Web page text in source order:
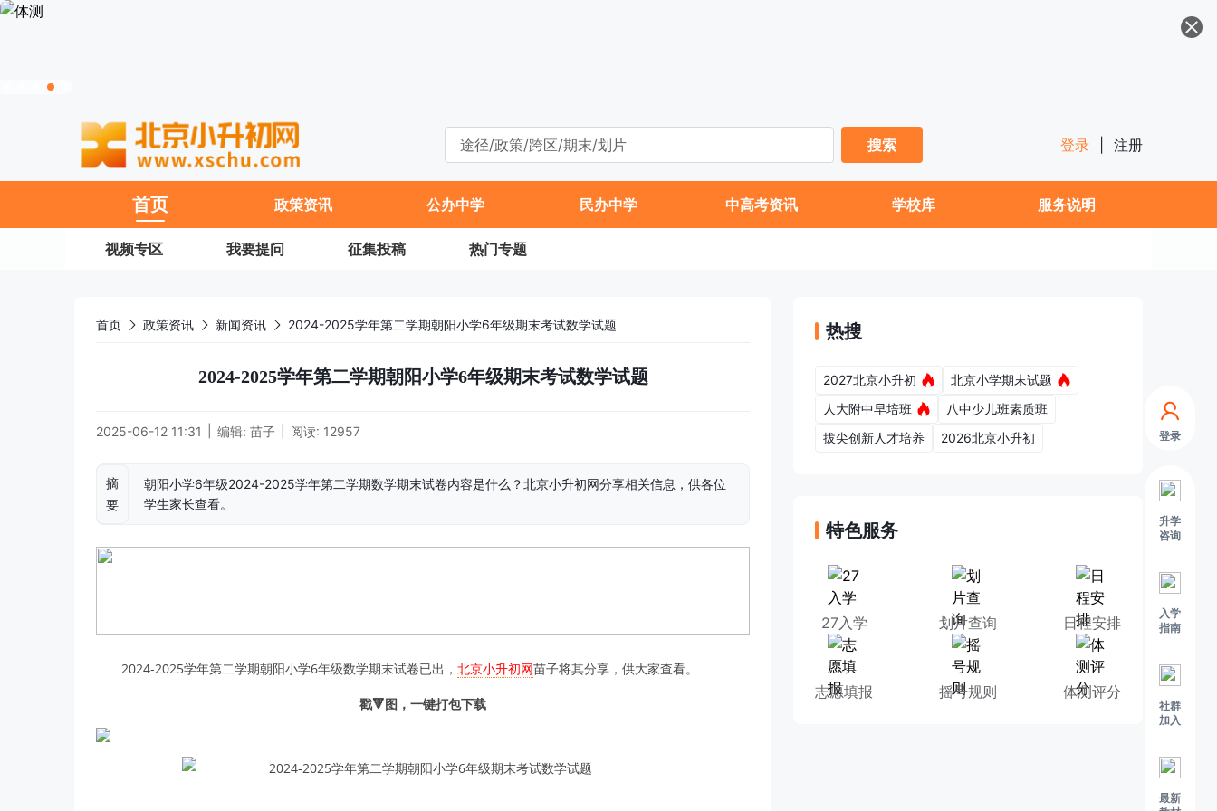
登录
升学
咨询
入学
指南
社群
加入
最新
搜索
登录 注册
首页 政策资讯 公办中学 民办中学 中高考资讯 学校库 服务说明
视频专区 我要提问 征集投稿 热门专题
首页 政策资讯 新闻资讯 2024-2025学年第二学期朝阳小学6年级期末考试数学试题
2024-2025学年第二学期朝阳小学6年级期末考试数学试题
2025-06-12 11:31 编辑: 苗子 阅读: 12957
摘
要
朝阳小学6年级2024-2025学年第二学期数学期末试卷内容是什么？北京小升初网分享相关信息，供各位
学生家长查看。
2024-2025学年第二学期朝阳小学6年级数学期末试卷已出， 北京小升初网苗子将其分享，供大家查看。
戳🔻图，一键打包下载
热搜
2027北京小升初
北京小学期末试题
人大附中早培班
八中少儿班素质班
拔尖创新人才培养
2026北京小升初
特色服务
27入学 划片查询 日程安排
志愿填报 摇号规则 体测评分